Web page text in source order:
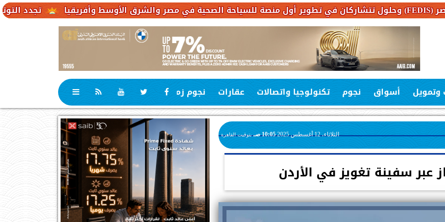
تجدد التوترات يخفض صادرات
وتمويل أسواق نجوم تكنولوجيا واتصالات عقارات نجوم زمان رياضة
الثلاثاء، 12 أغسطس 2025 10:05 صـ بتوقيت القاهرة
عبر سفينة تغويز في الأردن